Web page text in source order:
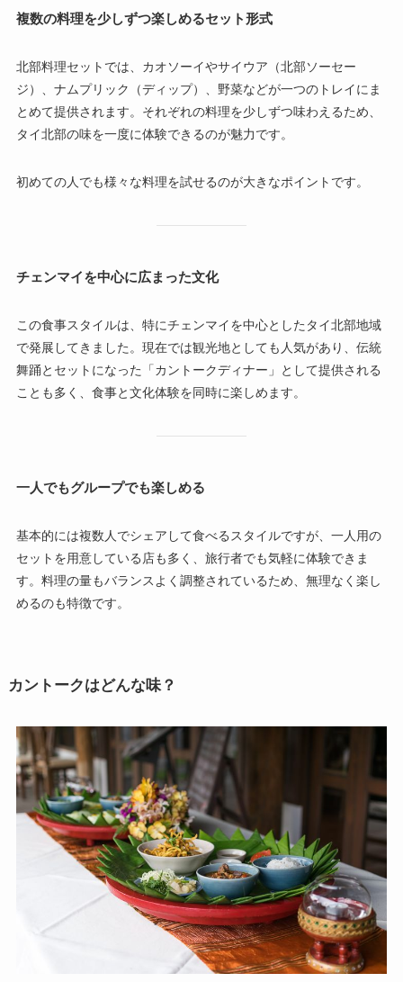
複数の料理を少しずつ楽しめるセット形式
北部料理セットでは、カオソーイやサイウア（北部ソーセー
ジ）、ナムプリック（ディップ）、野菜などが一つのトレイにま
とめて提供されます。それぞれの料理を少しずつ味わえるため、
タイ北部の味を一度に体験できるのが魅力です。
初めての人でも様々な料理を試せるのが大きなポイントです。
チェンマイを中心に広まった文化
この食事スタイルは、特にチェンマイを中心としたタイ北部地域
で発展してきました。現在では観光地としても人気があり、伝統
舞踊とセットになった「カントークディナー」として提供される
ことも多く、食事と文化体験を同時に楽しめます。
一人でもグループでも楽しめる
基本的には複数人でシェアして食べるスタイルですが、一人用の
セットを用意している店も多く、旅行者でも気軽に体験できま
す。料理の量もバランスよく調整されているため、無理なく楽し
めるのも特徴です。
カントークはどんな味？